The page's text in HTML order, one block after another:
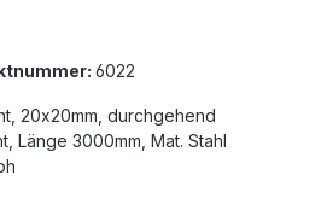
6022
20x20mm, durchgehend
Länge 3000mm, Mat. Stahl